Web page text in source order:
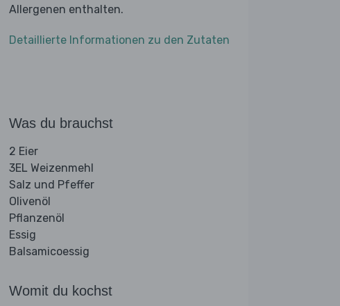
Allergenen enthalten.
Detaillierte Informationen zu den Zutaten
Was du brauchst
2 Eier
3EL Weizenmehl
Salz und Pfeffer
Olivenöl
Pflanzenöl
Essig
Balsamicoessig
Womit du kochst